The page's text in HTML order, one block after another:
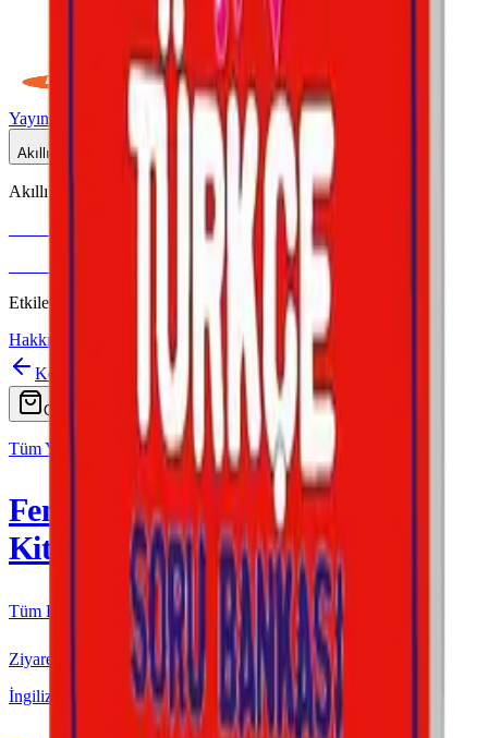
Yayınlar
Akıllı Tahta
Akıllı Tahta Uyumlu
Etkileşimli içerik · Video destekli anlatım · MEB uyumlu
Hakkımızda
Koz
Online Satış
Tüm Yayınlar
Fenomen
Kitap
Tüm Kurmay yayınları için resmi satış
Ziyaret Et
İngilizce